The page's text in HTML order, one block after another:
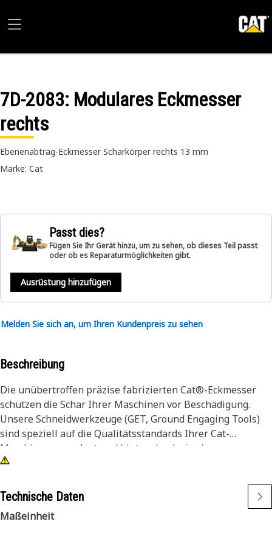
7D-2083: Modulares Eckmesser
rechts
Ebenenabtrag-Eckmesser Scharkörper rechts 13 mm
Marke: Cat
Passt dies?
Fügen Sie Ihr Gerät hinzu, um zu sehen, ob dieses Teil passt
oder ob es Reparaturmöglichkeiten gibt.
Ausrüstung hinzufügen
Melden Sie sich an, um Ihren Kundenpreis zu sehen
Beschreibung
Die unübertroffen präzise fabrizierten Cat®-Eckmesser
schützen die Schar Ihrer Maschinen vor Beschädigung.
Unsere Schneidwerkzeuge (GET, Ground Engaging Tools)
sind speziell auf die Qualitätsstandards Ihrer Cat-
Maschinen ausgelegt und bieten durchgängig
hervorragenden Schutz.
Cat-Eckmesser sind dank optimaler Beständigkeit gegen
Anwendungen geeignet und steigern somit die
Technische Daten
Maßeinheit